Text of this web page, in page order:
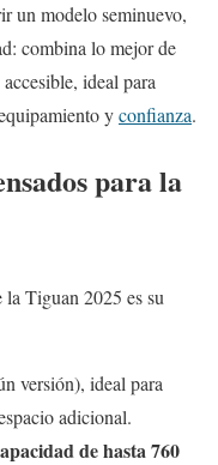
un modelo seminuevo,
combina lo mejor de
ideal para
yconfianza.
para la
Tiguan 2025 es su
versión), ideal para
adicional.
de hasta 760